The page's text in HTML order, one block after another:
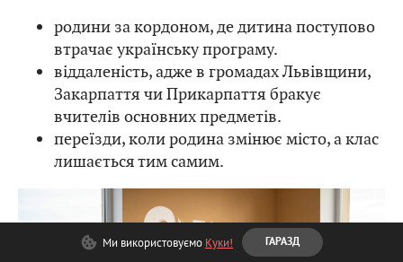
родини за кордоном, де дитина поступово
втрачає українську програму.
віддаленість, адже в громадах Львівщини,
Закарпаття чи Прикарпаття бракує
вчителів основних предметів.
переїзди, коли родина змінює місто, а клас
лишається тим самим.
Ми використовуємо Куки! ГАРАЗД